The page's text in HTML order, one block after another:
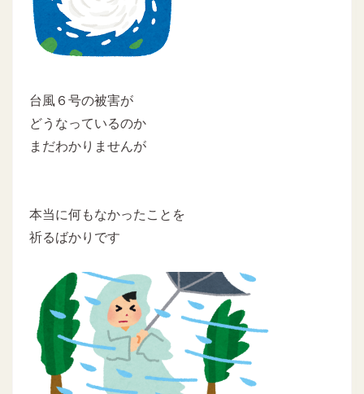
台風６号の被害が
どうなっているのか
まだわかりませんが
本当に何もなかったことを
祈るばかりです